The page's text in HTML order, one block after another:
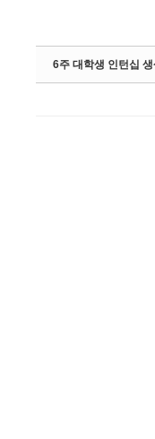
6주 대학생 인턴십